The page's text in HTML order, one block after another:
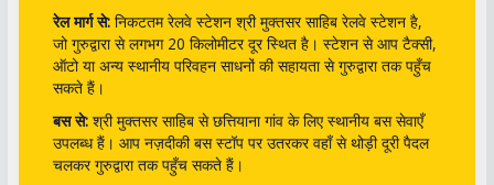
रेल मार्ग से: निकटतम रेलवे स्टेशन श्री मुक्तसर साहिब रेलवे स्टेशन है,
जो गुरुद्वारा से लगभग 20 किलोमीटर दूर स्थित है। स्टेशन से आप टैक्सी,
ऑटो या अन्य स्थानीय परिवहन साधनों की सहायता से गुरुद्वारा तक पहुँच
सकते हैं।
बस से: श्री मुक्तसर साहिब से छत्तियाना गांव के लिए स्थानीय बस सेवाएँ
उपलब्ध हैं। आप नज़दीकी बस स्टॉप पर उतरकर वहाँ से थोड़ी दूरी पैदल
चलकर गुरुद्वारा तक पहुँच सकते हैं।